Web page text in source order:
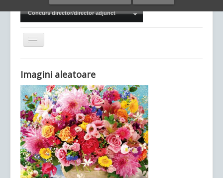
Concurs director/director adjunct
Comută
navigarea
Ultimele articole: Vi, 04.11.2022 -Inspectoratul Școlar
Județean Mehedinți
Imagini aleatoare